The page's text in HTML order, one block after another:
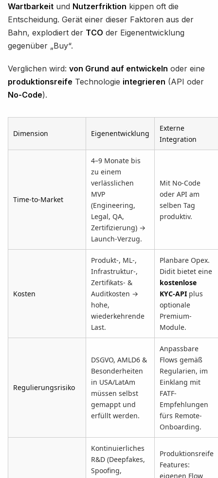
Wartbarkeit und Nutzerfriktion kippen oft die
Entscheidung. Gerät einer dieser Faktoren aus der
Bahn, explodiert der TCO der Eigenentwicklung
gegenüber „Buy“.
Verglichen wird: von Grund auf entwickeln oder eine
produktionsreife Technologie integrieren (API oder
No-Code).
Dimension Eigenentwicklung
Externe
Integration
Time-to-Market
4–9 Monate bis
zu einem
verlässlichen
MVP
(Engineering,
Legal, QA,
Zertifizierung) →
Launch-Verzug.
Mit No-Code
oder API am
selben Tag
produktiv.
Kosten
Produkt-, ML-,
Infrastruktur-,
Zertifikats- &
Auditkosten →
hohe,
wiederkehrende
Last.
Planbare Opex.
Didit bietet eine
kostenlose
KYC-API plus
optionale
Premium-
Module.
Regulierungsrisiko
DSGVO, AMLD6 &
Besonderheiten
in USA/LatAm
müssen selbst
gemappt und
erfüllt werden.
Anpassbare
Flows gemäß
Regularien, im
Einklang mit
FATF-
Empfehlungen
fürs Remote-
Onboarding.
Kontinuierliches
R&D (Deepfakes,
Spoofing,
Produktionsreife
Features:
eigenen Flow